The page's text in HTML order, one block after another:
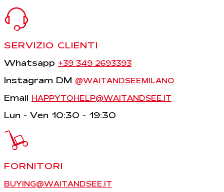
SERVIZIO CLIENTI
Whatsapp +39 349 2693393
Instagram DM @WAITANDSEEMILANO
Email HAPPYTOHELP@WAITANDSEE.IT
Lun - Ven 10:30 - 19:30
FORNITORI
BUYING@WAITANDSEE.IT